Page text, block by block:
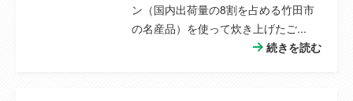
ン（国内出荷量の8割を占める竹田市
の名産品）を使って炊き上げたご...
続きを読む